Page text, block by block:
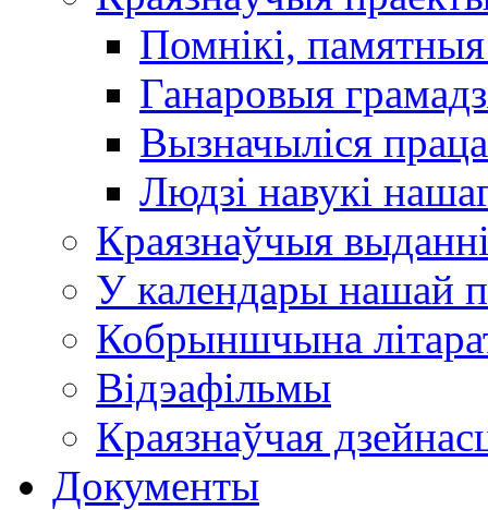
Помнікі,
Ганаровыя
Вызначыліся
Людзі навукі
Краязнаўчыя
У календары нашай
Кобрыншчына
Відэафільмы
Краязнаўчая
Документы